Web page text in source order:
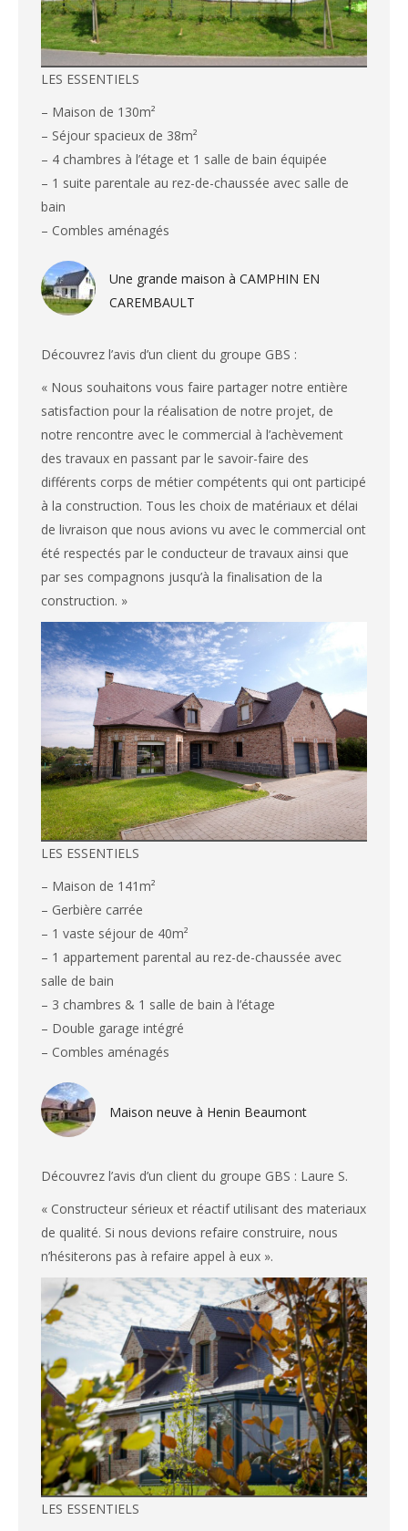
LES ESSENTIELS
– Maison de 130m²
– Séjour spacieux de 38m²
– 4 chambres à l’étage et 1 salle de bain équipée
– 1 suite parentale au rez-de-chaussée avec salle de
bain
– Combles aménagés
Une grande maison à CAMPHIN EN
CAREMBAULT
Découvrez l’avis d’un client du groupe GBS :
« Nous souhaitons vous faire partager notre entière
satisfaction pour la réalisation de notre projet, de
notre rencontre avec le commercial à l’achèvement
des travaux en passant par le savoir-faire des
différents corps de métier compétents qui ont participé
à la construction. Tous les choix de matériaux et délai
de livraison que nous avions vu avec le commercial ont
été respectés par le conducteur de travaux ainsi que
par ses compagnons jusqu’à la finalisation de la
construction. »
LES ESSENTIELS
– Maison de 141m²
– Gerbière carrée
– 1 vaste séjour de 40m²
– 1 appartement parental au rez-de-chaussée avec
salle de bain
– 3 chambres & 1 salle de bain à l’étage
– Double garage intégré
– Combles aménagés
Maison neuve à Henin Beaumont
Découvrez l’avis d’un client du groupe GBS : Laure S.
« Constructeur sérieux et réactif utilisant des materiaux
de qualité. Si nous devions refaire construire, nous
n’hésiterons pas à refaire appel à eux ».
LES ESSENTIELS